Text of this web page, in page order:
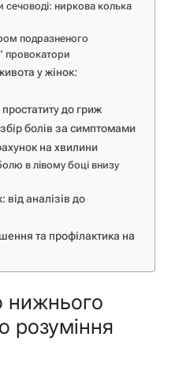
сечоводі: ниркова колька
подразненого
провокатори
у жінок:
простатиту до гриж
болів за симптомами
на хвилини
в лівому боці внизу
аналізів до
та профілактика на
нижнього
розуміння